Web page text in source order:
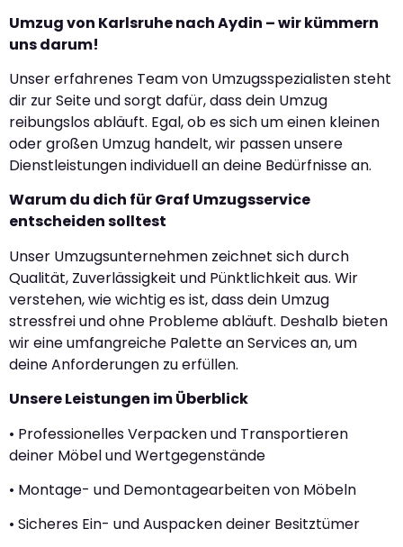
Umzug von Karlsruhe nach Aydin – wir kümmern
uns darum!
Unser erfahrenes Team von Umzugsspezialisten steht
dir zur Seite und sorgt dafür, dass dein Umzug
reibungslos abläuft. Egal, ob es sich um einen kleinen
oder großen Umzug handelt, wir passen unsere
Dienstleistungen individuell an deine Bedürfnisse an.
Warum du dich für Graf Umzugsservice
entscheiden solltest
Unser Umzugsunternehmen zeichnet sich durch
Qualität, Zuverlässigkeit und Pünktlichkeit aus. Wir
verstehen, wie wichtig es ist, dass dein Umzug
stressfrei und ohne Probleme abläuft. Deshalb bieten
wir eine umfangreiche Palette an Services an, um
deine Anforderungen zu erfüllen.
Unsere Leistungen im Überblick
• Professionelles Verpacken und Transportieren
deiner Möbel und Wertgegenstände
• Montage- und Demontagearbeiten von Möbeln
• Sicheres Ein- und Auspacken deiner Besitztümer